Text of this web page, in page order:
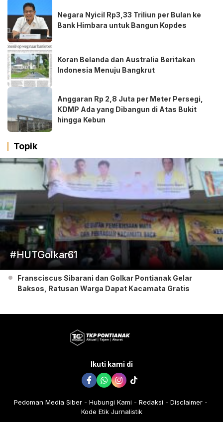
Negara Nyicil Rp3,33 Triliun per Bulan ke
Bank Himbara untuk Bangun Kopdes
Koran Belanda dan Australia Beritakan
Indonesia Menuju Bangkrut
Anggaran Rp 2,8 Juta per Meter Persegi,
KDMP Ada yang Dibangun di Atas Bukit
hingga Kebun
Topik
#HUTGolkar61
Fransciscus Sibarani dan Golkar Pontianak Gelar
Baksos, Ratusan Warga Dapat Kacamata Gratis
Ikuti kami di
Pedoman Media Siber Hubungi Kami Redaksi
Disclaimer
Kode Etik Jurnalistik